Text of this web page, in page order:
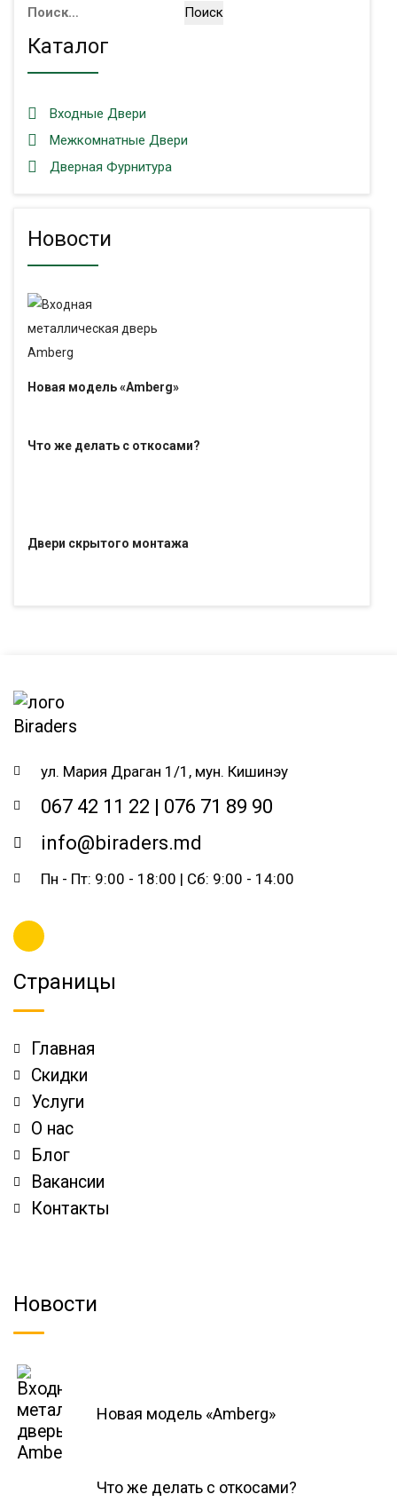
Найти:
Каталог
Входные Двери
Межкомнатные Двери
Дверная Фурнитура
Новости
Новая модель «Amberg»
Что же делать с откосами?
Двери скрытого монтажа
ул. Мария Драган 1/1, мун. Кишинэу
067 42 11 22 | 076 71 89 90
info@biraders.md
Пн - Пт: 9:00 - 18:00 | Сб: 9:00 - 14:00
Страницы
Главная
Скидки
Услуги
О нас
Блог
Вакансии
Контакты
Новости
Новая модель «Amberg»
Что же делать с откосами?